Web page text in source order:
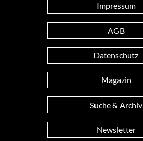
Impressum
AGB
Datenschutz
Magazin
Suche & Archiv
Newsletter